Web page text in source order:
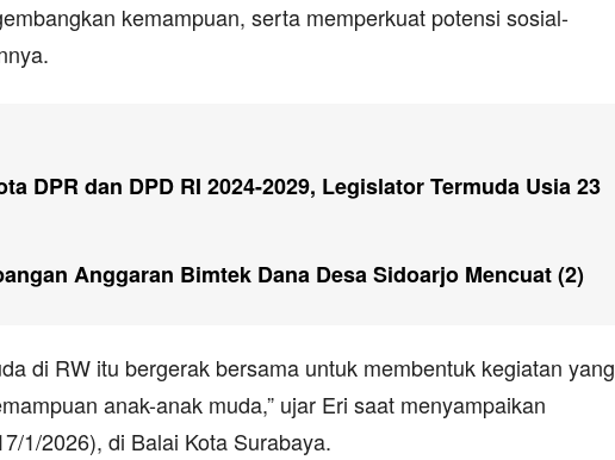
kemampuan, serta memperkuat potensi sosial-
DPR dan DPD RI 2024-2029, Legislator Termuda Usia 23
Anggaran Bimtek Dana Desa Sidoarjo Mencuat (2)
di RW itu bergerak bersama untuk membentuk kegiatan yang
anak-anak muda,” ujar Eri saat menyampaikan
1/2026), di Balai Kota Surabaya.